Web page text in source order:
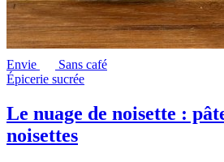
Envie
Sans café
Épicerie sucrée
Le nuage de noisette :
noisettes